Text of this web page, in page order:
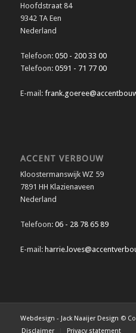
Hoofdstraat 84
9342 TA Een
Nederland
Telefoon: 050 - 200 33 00
Telefoon: 0591 - 71 77 00
E-mail:
ACCENT VERBOUW
Kloostermanswijk WZ 59
7891 HH Klazienaveen
Nederland
Telefoon:06 - 28 78 65 89
E-mail:
Webdesign - Jack Naaijer Design ©
Disclaimer
Privacy statement